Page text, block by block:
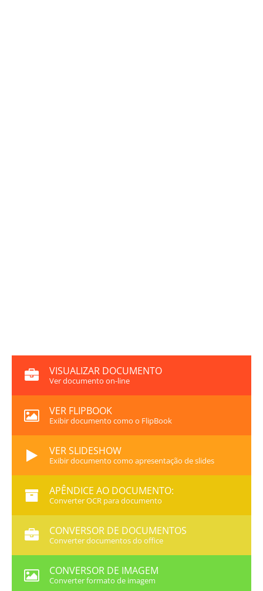
VISUALIZAR DOCUMENTO
Ver documento on-line
VER FLIPBOOK
Exibir documento como o FlipBook
VER SLIDESHOW
Exibir documento como apresentação de slides
APÊNDICE AO DOCUMENTO:
Converter OCR para documento
CONVERSOR DE DOCUMENTOS
Converter documentos do office
CONVERSOR DE IMAGEM
Converter formato de imagem